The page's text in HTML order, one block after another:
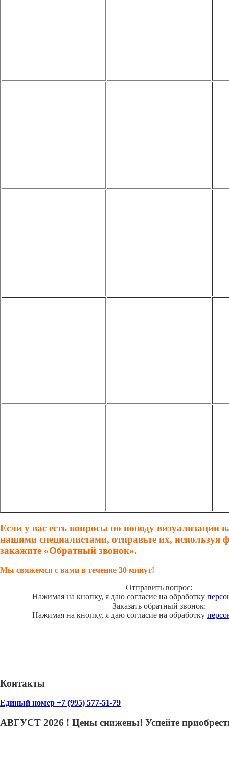
Если у вас есть вопросы по поводу визуализации
нашими специалистами, отправьте их, используя
закажите «Обратный звонок».
Мы свяжемся с вами в течение 30 минут!
Отправить вопрос:
Нажимая на кнопку, я даю согласие на обработку
Заказать обратный звонок:
Нажимая на кнопку, я даю согласие на обработку
Контакты
Единый номер +7 (995) 577-51-79
АВГУСТ 2026 ! Цены снижены! Успейте